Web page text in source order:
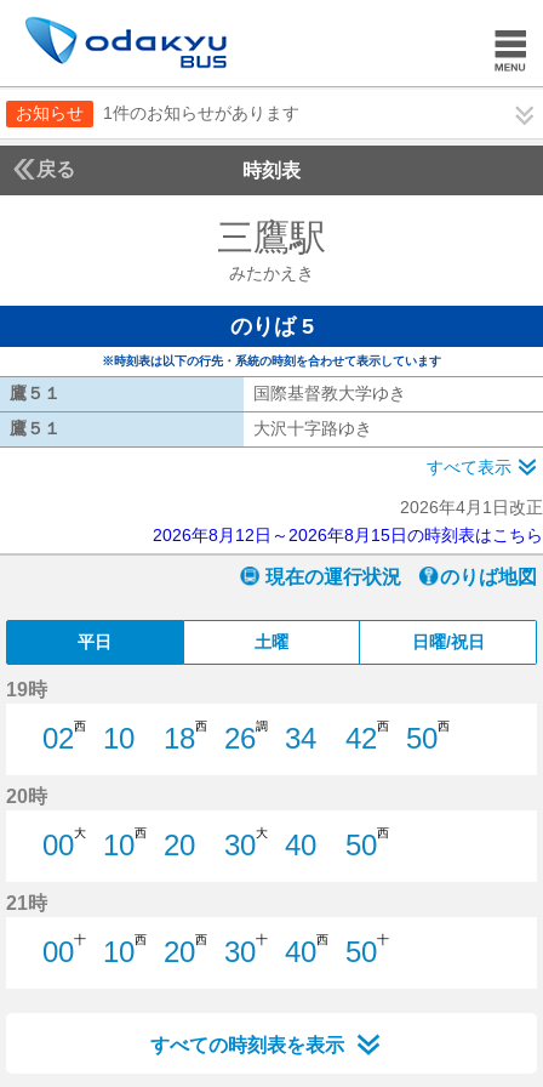
お知らせ 1件のお知らせがあります
戻る 時刻表
三鷹駅
みたかえき
のりば 5
※時刻表は以下の行先・系統の時刻を合わせて表示しています
鷹５１ 国際基督教大学ゆき
鷹５１
大沢十字路ゆき
すべて表示
2026年4月1日改正
2026年8月12日～2026年8月15日の時刻表はこちら
現在の運行状況 のりば地図
平日 土曜 日曜/祝日
19時
02西
10
18西
26調
34
42西
50西
20時
00大
10西
20
30大
40
50西
21時
00十
10西
20西
30十
40西
50十
すべての時刻表を表示